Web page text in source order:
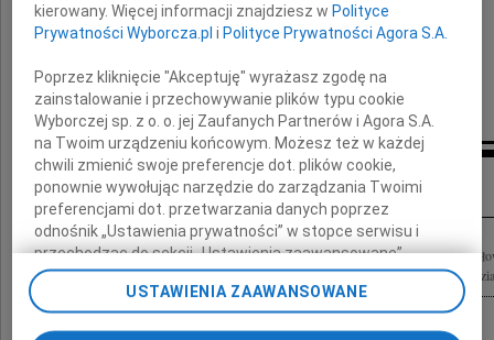
przekazujemy serdeczne wyrazy współczucia
Magdalena i Piotr Skopińscy
Inne kondolencje
W dniu 6 czerwca 2025 roku w wieku 65 lat odszedł od nas nasz Wielki i
Żegnaj Janiu na zawsze pozostaniesz w naszych sercach i pamięci! Bellissima,
kierowany. Więcej informacji znajdziesz w Polityce
Prywatności Wyborcza.pl i Polityce Prywatności Agora S.A.
Poprzez kliknięcie "Akceptuję" wyrażasz zgodę na
zainstalowanie i przechowywanie plików typu cookie
Wyborczej sp. z o. o. jej Zaufanych Partnerów i Agora S.A.
na Twoim urządzeniu końcowym. Możesz też w każdej
chwili zmienić swoje preferencje dot. plików cookie,
ponownie wywołując narzędzie do zarządzania Twoimi
preferencjami dot. przetwarzania danych poprzez
odnośnik „Ustawienia prywatności” w stopce serwisu i
przechodząc do sekcji „Ustawienia zaawansowane”.
Zmiana ustawień plików cookie możliwa jest także za
pomocą ustawień przeglądarki.
USTAWIENIA ZAAWANSOWANE